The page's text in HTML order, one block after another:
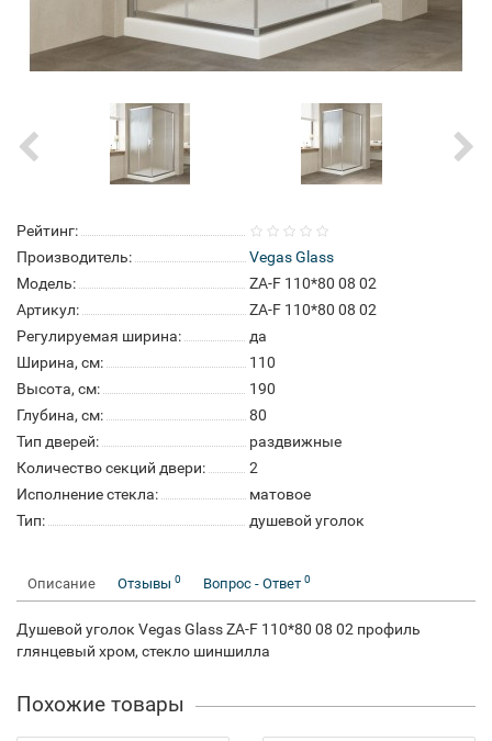
Рейтинг:
Производитель:
Vegas Glass
Модель:
ZA-F 110*80 08 02
Артикул:
ZA-F 110*80 08 02
Регулируемая ширина:
да
Ширина, см:
110
Высота, см:
190
Глубина, см:
80
Тип дверей:
раздвижные
Количество секций двери:
2
Исполнение стекла:
матовое
Тип:
душевой уголок
Описание Отзывы 0 Вопрос - Ответ 0
Душевой уголок Vegas Glass ZA-F 110*80 08 02 профиль
глянцевый хром, стекло шиншилла
Похожие товары